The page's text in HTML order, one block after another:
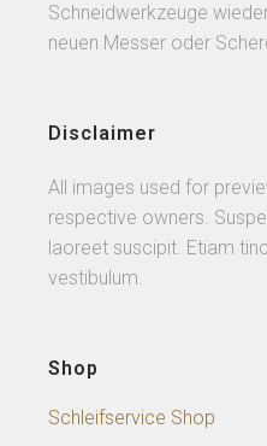
Schneidwerkzeuge
neuen Messer oder
Disclaimer
All images used for
respective owners.
laoreet suscipit. Etiam
vestibulum.
Shop
Schleifservice Shop